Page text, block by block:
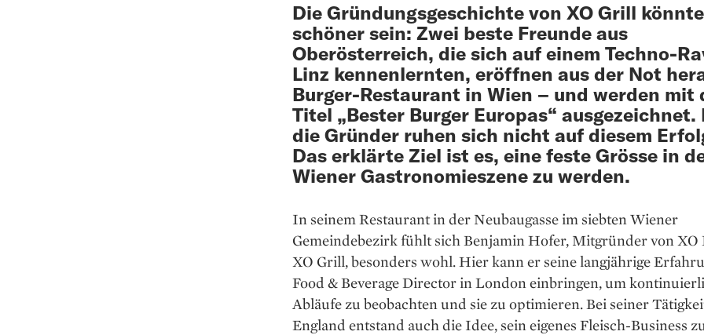
Die Gründungsgeschichte von XO Grill
schöner sein: Zwei beste Freunde aus
Oberösterreich, die sich auf einem Techno-
Linz kennenlernten, eröffnen aus der Not
Burger-Restaurant in Wien – und werden mit
Titel „Bester Burger Europas“ ausgezeichnet.
die Gründer ruhen sich nicht auf diesem
Das erklärte Ziel ist es, eine feste Grösse in
Wiener Gastronomieszene zu werden.
In seinem Restaurant in der Neubaugasse im siebten Wiener
Gemeindebezirk fühlt sich Benjamin Hofer, Mitgründer von XO
XO Grill, besonders wohl. Hier kann er seine lang­jährige
Food & Beverage Director in London einbringen, um
Abläufe zu beobachten und sie zu optimieren. Bei seiner
England entstand auch die Idee, sein eigenes Fleisch-Business